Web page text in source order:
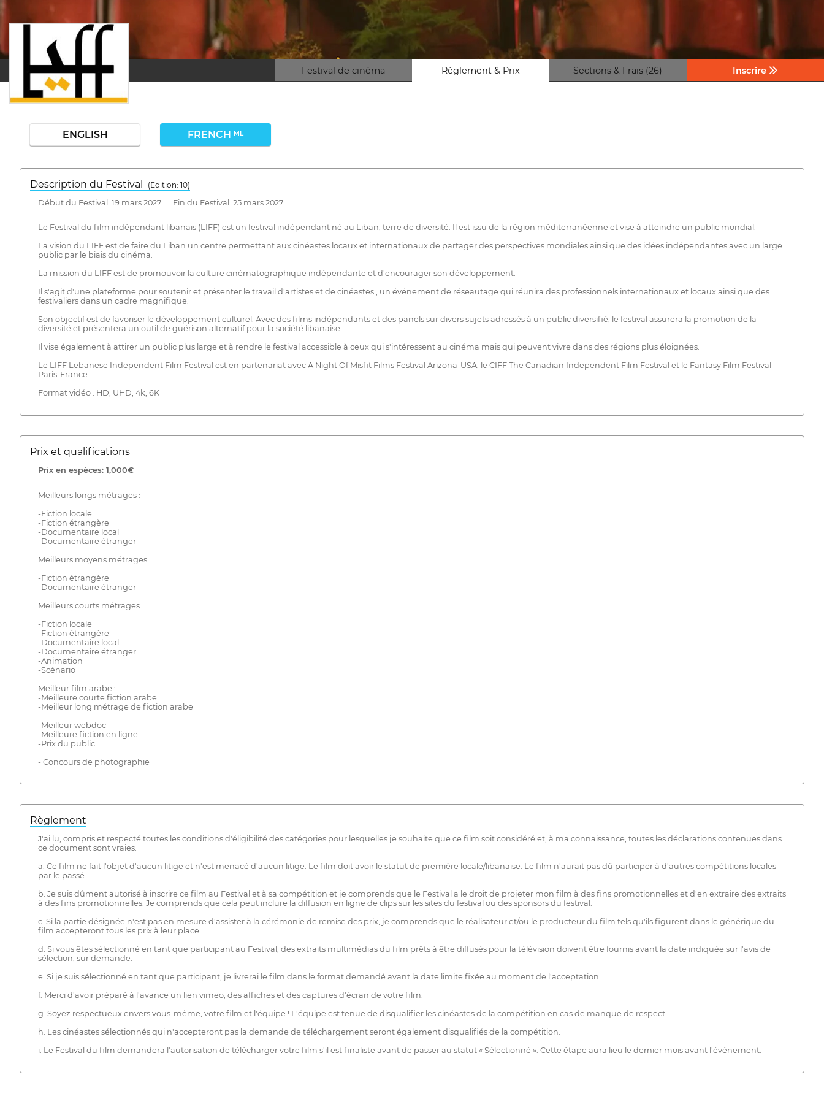
Festival de cinéma Règlement & Prix Sections & Frais (26) Inscrire
ENGLISH FRENCH ML
Description du Festival
( Edition: 10)
Début du Festival: 19 mars 2027 Fin du Festival: 25 mars 2027
Le Festival du film indépendant libanais (LIFF) est un festival indépendant né au Liban, terre de diversité. Il est issu de la région méditerranéenne et vise à atteindre un public mondial.
La vision du LIFF est de faire du Liban un centre permettant aux cinéastes locaux et internationaux de partager des perspectives mondiales ainsi que des idées indépendantes avec un large
public par le biais du cinéma.
La mission du LIFF est de promouvoir la culture cinématographique indépendante et d'encourager son développement.
Il s'agit d'une plateforme pour soutenir et présenter le travail d'artistes et de cinéastes ; un événement de réseautage qui réunira des professionnels internationaux et locaux ainsi que des
festivaliers dans un cadre magnifique.
Son objectif est de favoriser le développement culturel. Avec des films indépendants et des panels sur divers sujets adressés à un public diversifié, le festival assurera la promotion de la
diversité et présentera un outil de guérison alternatif pour la société libanaise.
Il vise également à attirer un public plus large et à rendre le festival accessible à ceux qui s'intéressent au cinéma mais qui peuvent vivre dans des régions plus éloignées.
Le LIFF Lebanese Independent Film Festival est en partenariat avec A Night Of Misfit Films Festival Arizona-USA, le CIFF The Canadian Independent Film Festival et le Fantasy Film Festival
Paris-France.
Format vidéo : HD, UHD, 4k, 6K
Prix ​​et qualifications
Prix ​​en espèces: 1,000€
Meilleurs longs métrages :
-Fiction locale
-Fiction étrangère
-Documentaire local
-Documentaire étranger
Meilleurs moyens métrages :
-Fiction étrangère
-Documentaire étranger
Meilleurs courts métrages :
-Fiction locale
-Fiction étrangère
-Documentaire local
-Documentaire étranger
-Animation
-Scénario
Meilleur film arabe :
-Meilleure courte fiction arabe
-Meilleur long métrage de fiction arabe
-Meilleur webdoc
-Meilleure fiction en ligne
-Prix du public
- Concours de photographie
Règlement
J'ai lu, compris et respecté toutes les conditions d'éligibilité des catégories pour lesquelles je souhaite que ce film soit considéré et, à ma connaissance, toutes les déclarations contenues dans
ce document sont vraies.
a. Ce film ne fait l'objet d'aucun litige et n'est menacé d'aucun litige. Le film doit avoir le statut de première locale/libanaise. Le film n'aurait pas dû participer à d'autres compétitions locales
par le passé.
b. Je suis dûment autorisé à inscrire ce film au Festival et à sa compétition et je comprends que le Festival a le droit de projeter mon film à des fins promotionnelles et d'en extraire des extraits
à des fins promotionnelles. Je comprends que cela peut inclure la diffusion en ligne de clips sur les sites du festival ou des sponsors du festival.
c. Si la partie désignée n'est pas en mesure d'assister à la cérémonie de remise des prix, je comprends que le réalisateur et/ou le producteur du film tels qu'ils figurent dans le générique du
film accepteront tous les prix à leur place.
d. Si vous êtes sélectionné en tant que participant au Festival, des extraits multimédias du film prêts à être diffusés pour la télévision doivent être fournis avant la date indiquée sur l'avis de
sélection, sur demande.
e. Si je suis sélectionné en tant que participant, je livrerai le film dans le format demandé avant la date limite fixée au moment de l'acceptation.
f. Merci d'avoir préparé à l'avance un lien vimeo, des affiches et des captures d'écran de votre film.
g. Soyez respectueux envers vous-même, votre film et l'équipe ! L'équipe est tenue de disqualifier les cinéastes de la compétition en cas de manque de respect.
h. Les cinéastes sélectionnés qui n'accepteront pas la demande de téléchargement seront également disqualifiés de la compétition.
i. Le Festival du film demandera l'autorisation de télécharger votre film s'il est finaliste avant de passer au statut « Sélectionné ». Cette étape aura lieu le dernier mois avant l'événement.